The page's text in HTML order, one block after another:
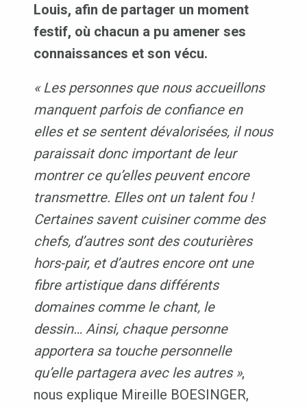
Louis, afin de partager un moment
festif, où chacun a pu amener ses
connaissances et son vécu.
« Les personnes que nous accueillons
manquent parfois de confiance en
elles et se sentent dévalorisées, il nous
paraissait donc important de leur
montrer ce qu’elles peuvent encore
transmettre. Elles ont un talent fou !
Certaines savent cuisiner comme des
chefs, d’autres sont des couturières
hors-pair, et d’autres encore ont une
fibre artistique dans différents
domaines comme le chant, le
dessin… Ainsi, chaque personne
apportera sa touche personnelle
qu’elle partagera avec les autres »,
nous explique Mireille BOESINGER,